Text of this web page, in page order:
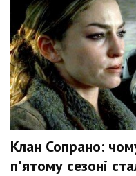
Клан Сопрано:
п'ятому сезоні